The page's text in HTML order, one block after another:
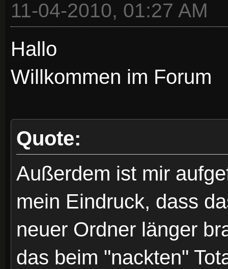
11-04-2010, 01:27 AM
Hallo
Willkommen im Forum
Quote:
Außerdem ist mir
mein Eindruck, dass
neuer Ordner länger
das beim "nackten"